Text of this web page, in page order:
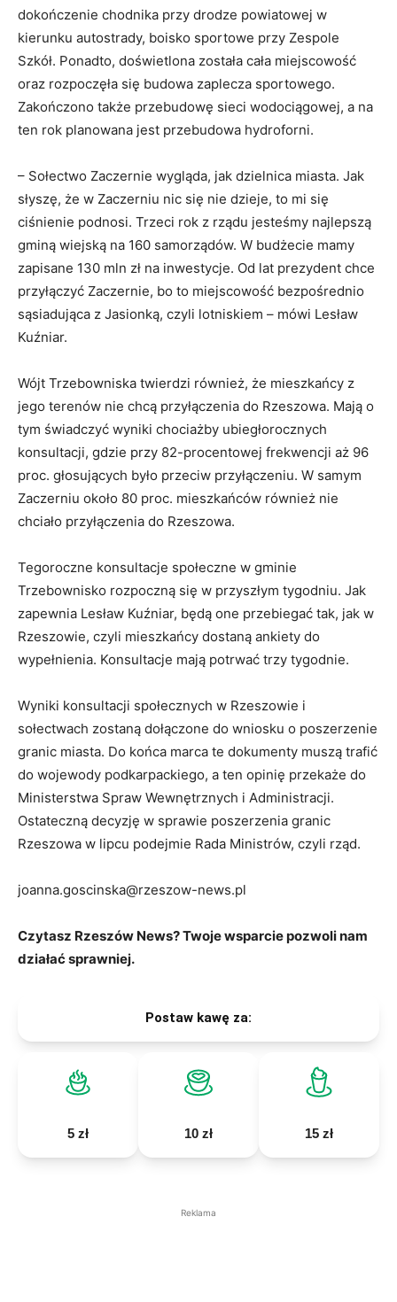
dokończenie chodnika przy drodze powiatowej w
kierunku autostrady, boisko sportowe przy Zespole
Szkół. Ponadto, doświetlona została cała miejscowość
oraz rozpoczęła się budowa zaplecza sportowego.
Zakończono także przebudowę sieci wodociągowej, a na
ten rok planowana jest przebudowa hydroforni.
– Sołectwo Zaczernie wygląda, jak dzielnica miasta. Jak
słyszę, że w Zaczerniu nic się nie dzieje, to mi się
ciśnienie podnosi. Trzeci rok z rządu jesteśmy najlepszą
gminą wiejską na 160 samorządów. W budżecie mamy
zapisane 130 mln zł na inwestycje. Od lat prezydent chce
przyłączyć Zaczernie, bo to miejscowość bezpośrednio
sąsiadująca z Jasionką, czyli lotniskiem – mówi Lesław
Kuźniar.
Wójt Trzebowniska twierdzi również, że mieszkańcy z
jego terenów nie chcą przyłączenia do Rzeszowa. Mają o
tym świadczyć wyniki chociażby ubiegłorocznych
konsultacji, gdzie przy 82-procentowej frekwencji aż 96
proc. głosujących było przeciw przyłączeniu. W samym
Zaczerniu około 80 proc. mieszkańców również nie
chciało przyłączenia do Rzeszowa.
Tegoroczne konsultacje społeczne w gminie
Trzebownisko rozpoczną się w przyszłym tygodniu. Jak
zapewnia Lesław Kuźniar, będą one przebiegać tak, jak w
Rzeszowie, czyli mieszkańcy dostaną ankiety do
wypełnienia. Konsultacje mają potrwać trzy tygodnie.
Wyniki konsultacji społecznych w Rzeszowie i
sołectwach zostaną dołączone do wniosku o poszerzenie
granic miasta. Do końca marca te dokumenty muszą trafić
do wojewody podkarpackiego, a ten opinię przekaże do
Ministerstwa Spraw Wewnętrznych i Administracji.
Ostateczną decyzję w sprawie poszerzenia granic
Rzeszowa w lipcu podejmie Rada Ministrów, czyli rząd.
joanna.goscinska@rzeszow-news.pl
Czytasz Rzeszów News? Twoje wsparcie pozwoli nam
działać sprawniej.
Postaw kawę za:
5 zł 10 zł 15 zł
Reklama